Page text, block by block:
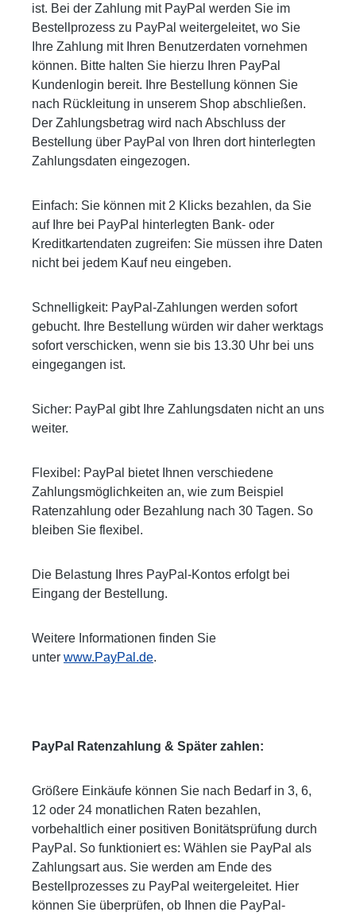
ist. Bei der Zahlung mit PayPal werden Sie im
Bestellprozess zu PayPal weitergeleitet, wo Sie
Ihre Zahlung mit Ihren Benutzerdaten vornehmen
können. Bitte halten Sie hierzu Ihren PayPal
Kundenlogin bereit. Ihre Bestellung können Sie
nach Rückleitung in unserem Shop abschließen.
Der Zahlungsbetrag wird nach Abschluss der
Bestellung über PayPal von Ihren dort hinterlegten
Zahlungsdaten eingezogen.
Einfach: Sie können mit 2 Klicks bezahlen, da Sie
auf Ihre bei PayPal hinterlegten Bank- oder
Kreditkartendaten zugreifen: Sie müssen ihre Daten
nicht bei jedem Kauf neu eingeben.
Schnelligkeit: PayPal-Zahlungen werden sofort
gebucht. Ihre Bestellung würden wir daher werktags
sofort verschicken, wenn sie bis 13.30 Uhr bei uns
eingegangen ist.
Sicher: PayPal gibt Ihre Zahlungsdaten nicht an uns
weiter.
Flexibel: PayPal bietet Ihnen verschiedene
Zahlungsmöglichkeiten an, wie zum Beispiel
Ratenzahlung oder Bezahlung nach 30 Tagen. So
bleiben Sie flexibel.
Die Belastung Ihres PayPal-Kontos erfolgt bei
Eingang der Bestellung.
Weitere Informationen finden Sie
unter www.PayPal.de.
PayPal Ratenzahlung & Später zahlen:
Größere Einkäufe können Sie nach Bedarf in 3, 6,
12 oder 24 monatlichen Raten bezahlen,
vorbehaltlich einer positiven Bonitätsprüfung durch
PayPal. So funktioniert es: Wählen sie PayPal als
Zahlungsart aus. Sie werden am Ende des
Bestellprozesses zu PayPal weitergeleitet. Hier
können Sie überprüfen, ob Ihnen die PayPal-